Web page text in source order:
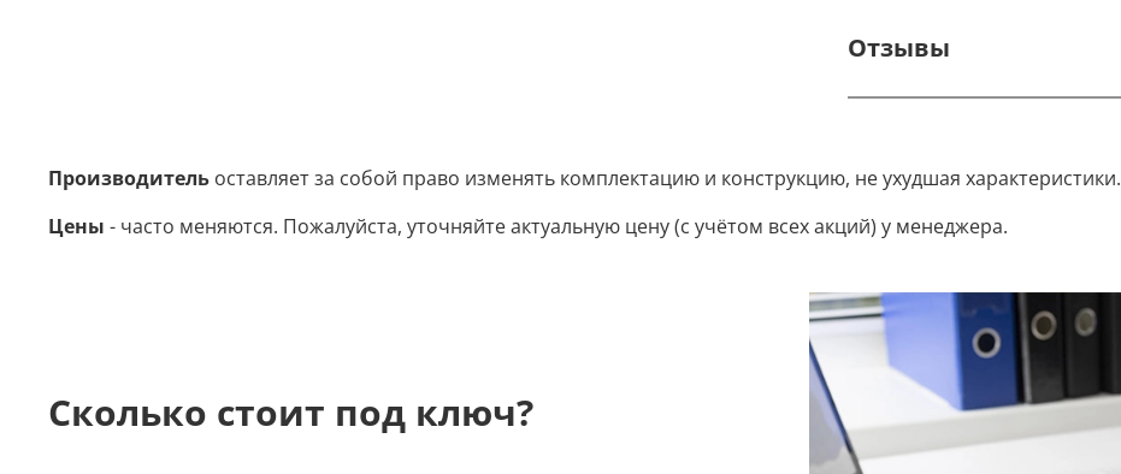
Отзывы
Производитель оставляет за собой право изменять комплектацию и конструкцию, не ухудшая характеристики.
Цены - часто меняются. Пожалуйста, уточняйте актуальную цену (с учётом всех акций) у менеджера.
Сколько стоит под ключ?